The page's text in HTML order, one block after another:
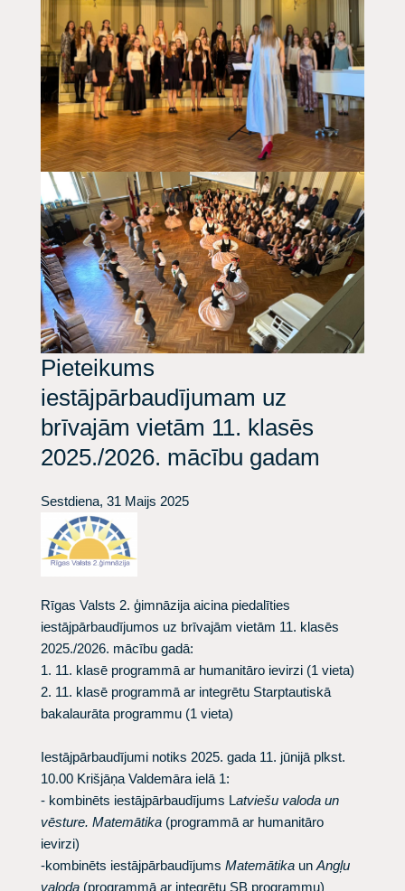
Pieteikums
iestājpārbaudījumam uz
brīvajām vietām 11. klasēs
2025./2026. mācību gadam
Sestdiena, 31 Maijs 2025
Rīgas Valsts 2. ģimnāzija aicina piedalīties
iestājpārbaudījumos uz brīvajām vietām 11. klasēs
2025./2026. mācību gadā:
1. 11. klasē programmā ar humanitāro ievirzi (1 vieta)
2. 11. klasē programmā ar integrētu Starptautiskā
bakalaurāta programmu (1 vieta)
Iestājpārbaudījumi notiks 2025. gada 11. jūnijā plkst.
10.00 Krišjāņa Valdemāra ielā 1:
- kombinēts iestājpārbaudījums Latviešu valoda un
vēsture. Matemātika (programmā ar humanitāro
ievirzi)
-kombinēts iestājpārbaudījums Matemātika un Angļu
valoda (programmā ar integrētu SB programmu)